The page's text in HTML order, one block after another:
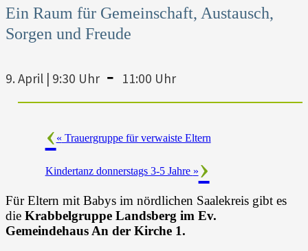
Ein Raum für Gemeinschaft, Austausch,
Sorgen und Freude
9. April | 9:30 Uhr - 11:00 Uhr
« Trauergruppe für verwaiste Eltern
Kindertanz donnerstags 3-5 Jahre »
Für Eltern mit Babys im nördlichen Saalekreis gibt es
die Krabbelgruppe Landsberg im Ev.
Gemeindehaus An der Kirche 1.